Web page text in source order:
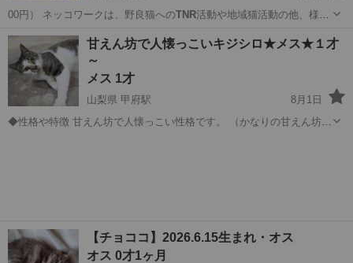
00円） ネッコワークは、野良猫へのTNR活動や地域猫活動の他、様々
福岡 田川市 池尻駅 猫 ワクチン
甘えん坊で人懐っこいキジシロ★メス★１才
～
メス 1才
山梨県 甲府駅
8月1日
◆性格や特徴 甘えん坊で人懐っこい性格です。 （かなりの甘えん坊な
【チョココ】2026.6.15生まれ・オス
オス 0才1ヶ月